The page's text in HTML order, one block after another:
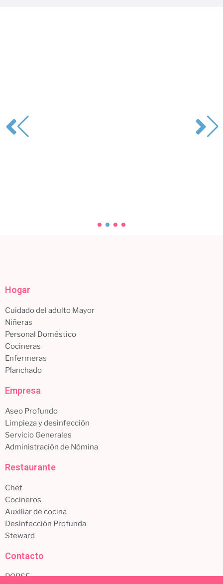
Hogar
Cuidado del adulto Mayor
Niñeras
Personal Doméstico
Cocineras
Enfermeras
Planchado
Empresa
Aseo Profundo
Limpieza y desinfección
Servicio Generales
Administración de Nómina
Restaurante
Chef
Cocineros
Auxiliar de cocina
Desinfección Profunda
Steward
Contacto
PQRSF